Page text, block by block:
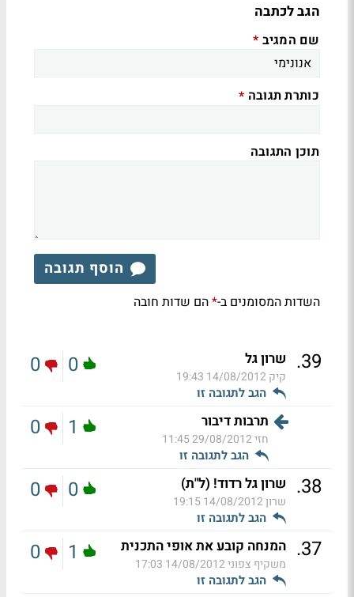
הגב לכתבה
שם המגיב *
כותרת תגובה *
תוכן התגובה
הוסף תגובה
השדות המסומנים ב-*הם שדות חובה
39
. שרון גל
קיק14/08/2012 19:43
הגב לתגובה זו
0
0
תרבות דיבור
חזי29/08/2012 11:45
הגב לתגובה זו
1
0
38
. שרון גל רדוד! (ל"ת)
שרון14/08/2012 19:15
הגב לתגובה זו
0
0
37
. המנחה קובע את אופי התכנית
משקיף צפוני14/08/2012 17:03
הגב לתגובה זו
1
0